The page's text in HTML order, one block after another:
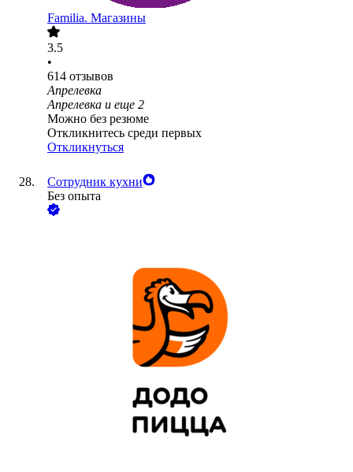
Familia. Магазины
3.5
•
614 отзывов
Апрелевка
Апрелевка и еще 2
Можно без резюме
Откликнитесь среди первых
Откликнуться
Сотрудник кухни
Без опыта